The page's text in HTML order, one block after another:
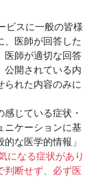
ビスに一般の皆様
、医師が回答した
医師が適切な回答
公開されている内
られた内容のみに
じている症状・
ニケーションに基
な医学的情報」
になる症状があり
判断せず、必ず医